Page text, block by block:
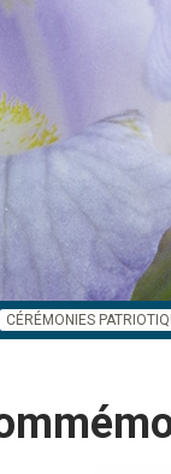
CÉRÉMONIES